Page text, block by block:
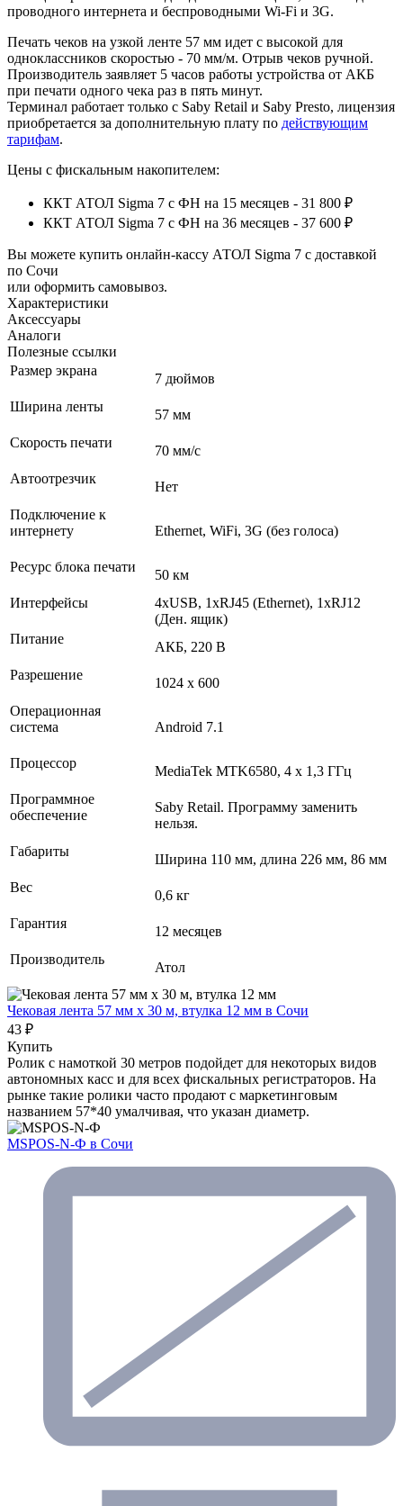
проводного интернета и беспроводными Wi-Fi и 3G.
Печать чеков на узкой ленте 57 мм идет с высокой для
одноклассников скоростью - 70 мм/м. Отрыв чеков ручной.
Производитель заявляет 5 часов работы устройства от АКБ
при печати одного чека раз в пять минут.
Терминал работает только с Saby Retail и Saby Presto, лицензия
приобретается за дополнительную плату по действующим
тарифам.
Цены с фискальным накопителем:
ККТ АТОЛ Sigma 7 с ФН на 15 месяцев - 31 800 ₽
ККТ АТОЛ Sigma 7 с ФН на 36 месяцев - 37 600 ₽
Вы можете купить онлайн‑кассу АТОЛ Sigma 7 с доставкой
по Сочи
или оформить самовывоз.
Характеристики
Аксессуары
Аналоги
Полезные ссылки
Размер экрана
7 дюймов
Ширина ленты
57 мм
Скорость печати
70 мм/с
Автоотрезчик
Нет
Подключение к
интернету
Ethernet, WiFi, 3G (без голоса)
Ресурс блока печати
50 км
Интерфейсы
4хUSB, 1хRJ45 (Ethernet), 1хRJ12
(Ден. ящик)
Питание
АКБ, 220 В
Разрешение
1024 х 600
Операционная
система
Android 7.1
Процессор
MediaTek MTK6580, 4 х 1,3 ГГц
Программное
обеспечение
Saby Retail. Программу заменить
нельзя.
Габариты
Ширина 110 мм, длина 226 мм, 86 мм
Вес
0,6 кг
Гарантия
12 месяцев
Производитель
Атол
Чековая лента 57 мм x 30 м, втулка 12 мм в Сочи
43 ₽
Купить
Ролик с намоткой 30 метров подойдет для некоторых видов
автономных касс и для всех фискальных регистраторов. На
рынке такие ролики часто продают с маркетинговым
названием 57*40 умалчивая, что указан диаметр.
MSPOS-N-Ф в Сочи